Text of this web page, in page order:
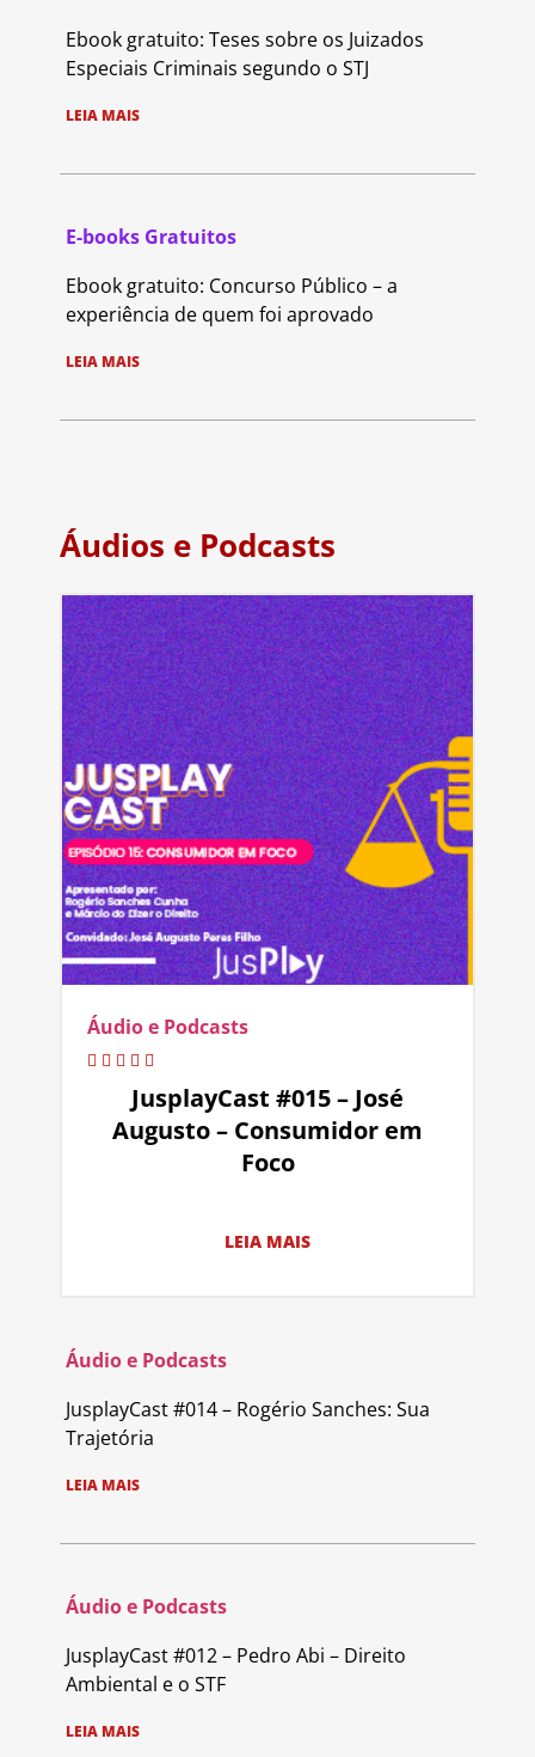
Ebook gratuito: Teses sobre os Juizados
Especiais Criminais segundo o STJ
LEIA MAIS
E-books Gratuitos
Ebook gratuito: Concurso Público – a
experiência de quem foi aprovado
LEIA MAIS
Áudios e Podcasts
Áudio e Podcasts
JusplayCast #015 – José
Augusto – Consumidor em
Foco
LEIA MAIS
Áudio e Podcasts
JusplayCast #014 – Rogério Sanches: Sua
Trajetória
LEIA MAIS
Áudio e Podcasts
JusplayCast #012 – Pedro Abi – Direito
Ambiental e o STF
LEIA MAIS